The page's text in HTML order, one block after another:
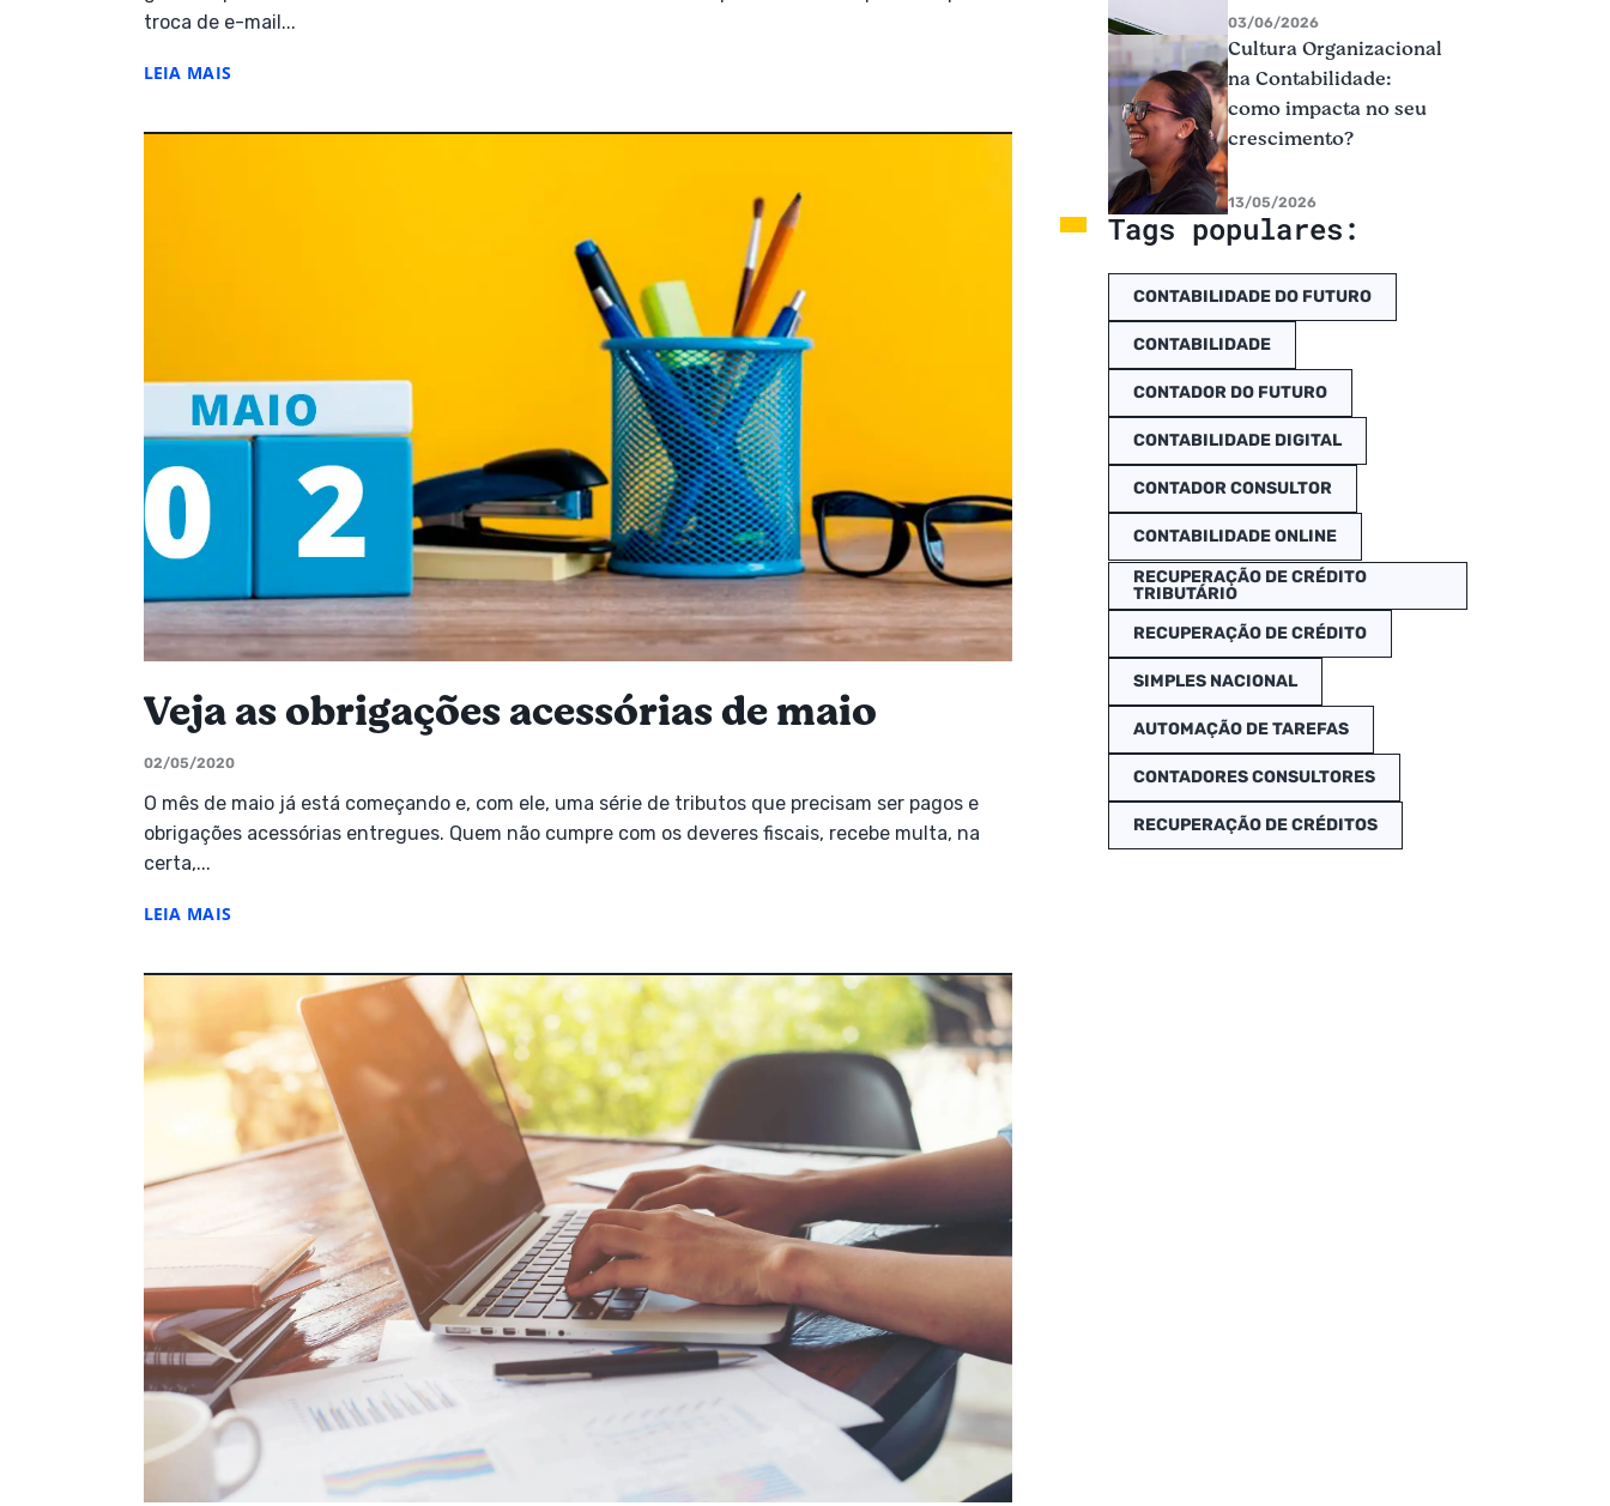
troca de e-mail...
LEIA MAIS
Veja as obrigações acessórias de maio
02/05/2020
O mês de maio já está começando e, com ele, uma série de tributos que precisam ser pagos e
obrigações acessórias entregues. Quem não cumpre com os deveres fiscais, recebe multa, na
certa,...
LEIA MAIS
03/06/2026
Cultura Organizacional
na Contabilidade:
como impacta no seu
crescimento?
13/05/2026
Tags populares:
CONTABILIDADE DO FUTURO
CONTABILIDADE
CONTADOR DO FUTURO
CONTABILIDADE DIGITAL
CONTADOR CONSULTOR
CONTABILIDADE ONLINE
RECUPERAÇÃO DE CRÉDITO
TRIBUTÁRIO
RECUPERAÇÃO DE CRÉDITO
SIMPLES NACIONAL
AUTOMAÇÃO DE TAREFAS
CONTADORES CONSULTORES
RECUPERAÇÃO DE CRÉDITOS